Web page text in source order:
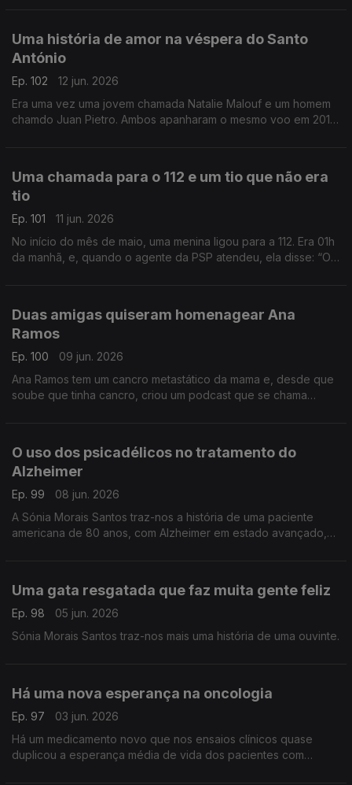
Uma história de amor na véspera do Santo
António
Ep. 102
12 jun. 2026
Era uma vez uma jovem chamada Natalie Malouf e um homem
chamdo Juan Pietro. Ambos apanharam o mesmo voo em 2016,
Uma chamada para o 112 e um tio que não era
tio
Ep. 101
11 jun. 2026
No início do mês de maio, uma menina ligou para a 112. Era 01h
da manhã, e, quando o agente da PSP atendeu, ela disse: “Olá
Duas amigas quiseram homenagear Ana
Ramos
Ep. 100
09 jun. 2026
Ana Ramos tem um cancro metastático da mama e, desde que
soube que tinha cancro, criou um podcast que se chama
O uso dos psicadélicos no tratamento do
Alzheimer
Ep. 99
08 jun. 2026
A Sónia Morais Santos traz-nos a história de uma paciente
americana de 80 anos, com Alzheimer em estado avançado,
Uma gata resgatada que faz muita gente feliz
Ep. 98
05 jun. 2026
Sónia Morais Santos traz-nos mais uma história de uma ouvinte.
Há uma nova esperança na oncologia
Ep. 97
03 jun. 2026
Há um medicamento novo que nos ensaios clínicos quase
duplicou a esperança média de vida dos pacientes com